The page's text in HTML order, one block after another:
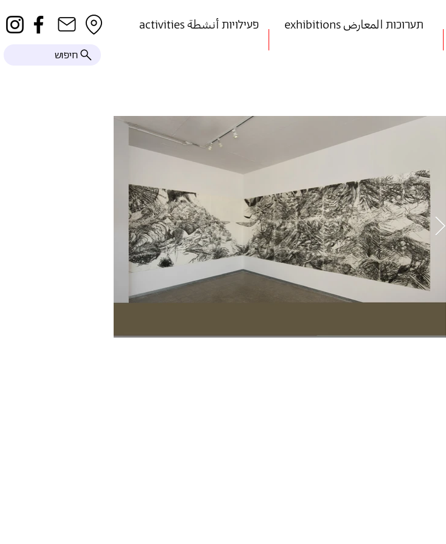
חיפוש
activities פעילויות أنشطة exhibitions תערוכות المعارض